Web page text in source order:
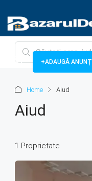
+ADAUGĂ ANUNȚ
Home Aiud
Aiud
1 Proprietate